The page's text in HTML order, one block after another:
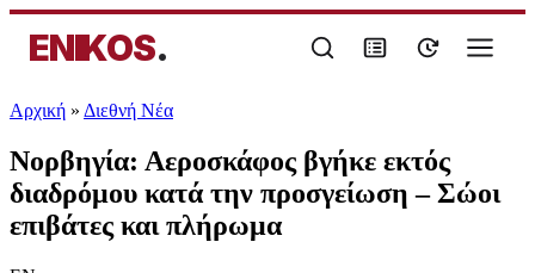
ENIKOS.
Αρχική » Διεθνή Νέα
Νορβηγία: Αεροσκάφος βγήκε εκτός
διαδρόμου κατά την προσγείωση – Σώοι
επιβάτες και πλήρωμα